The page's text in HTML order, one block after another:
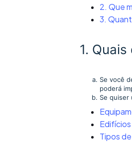
2. Que
3.
1.
Se você
poderá
Se quiser
Tipos